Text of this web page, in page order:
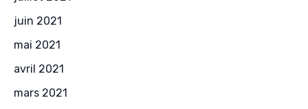
juin 2021
mai 2021
avril 2021
mars 2021